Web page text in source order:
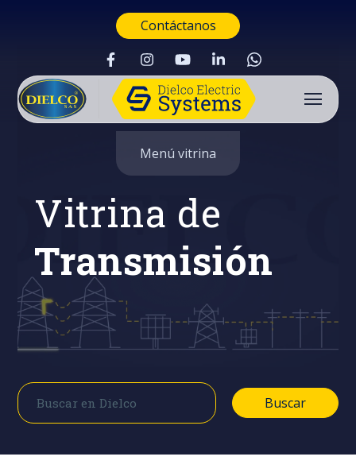
Contáctanos
Buscar
Menú vitrina
Vitrina de
Transmisión
Buscar
Buscar